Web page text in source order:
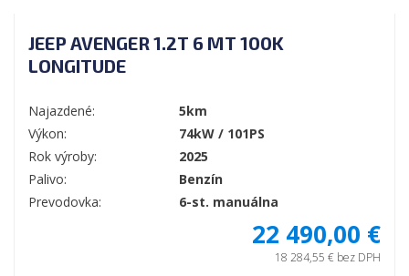
JEEP AVENGER 1.2T 6 MT 100K
LONGITUDE
Najazdené:
5km
Výkon:
74kW / 101PS
Rok výroby:
2025
Palivo:
Benzín
Prevodovka:
6-st. manuálna
22 490,00 €
18 284,55 € bez DPH